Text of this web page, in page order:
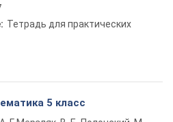
Тетрадь для практических
5 класс